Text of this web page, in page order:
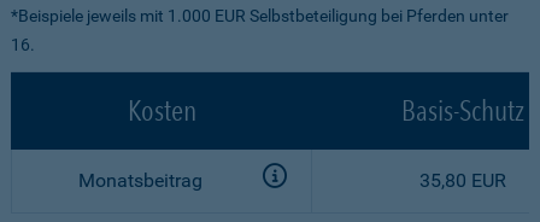
*Beispiele jeweils mit 1.000 EUR Selbstbeteiligung bei Pferden unter
16.
Kosten Basis-Schutz
Monatsbeitrag 35,80 EUR